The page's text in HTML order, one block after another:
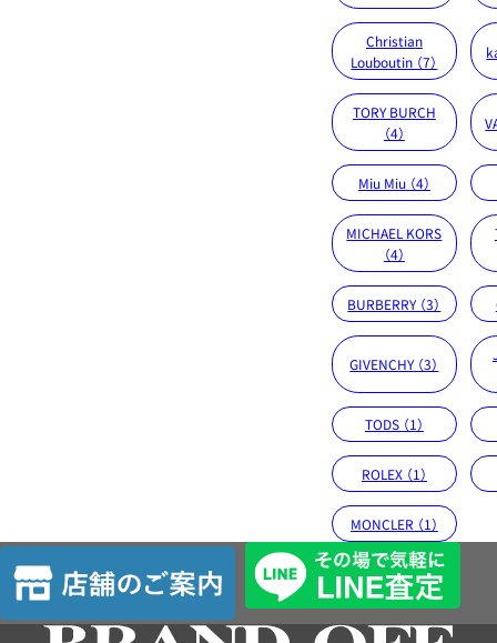
Christian
Louboutin （7）
TORY BURCH
（4）
Miu Miu （4）
MICHAEL KORS
（4）
BURBERRY （3）
GIVENCHY （3）
TODS （1）
ROLEX （1）
MONCLER （1）
店
舗
の